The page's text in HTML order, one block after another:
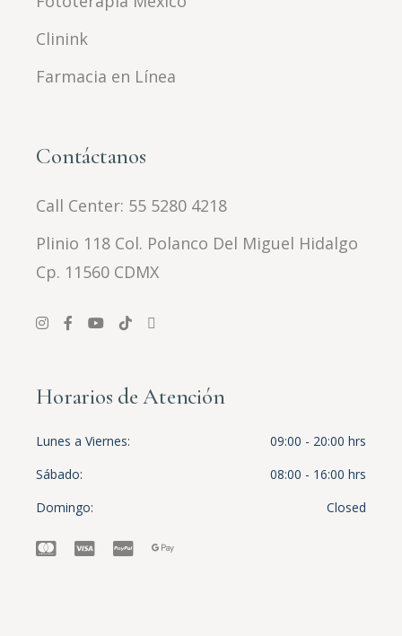
Clinink
Farmacia en Línea
Contáctanos
Call Center: 55 5280 4218
Plinio 118 Col. Polanco Del Miguel Hidalgo
Cp. 11560 CDMX
Horarios de Atención
Lunes a Viernes
09:00 - 20:00 hrs
Sábado
08:00 - 16:00 hrs
Domingo
Closed